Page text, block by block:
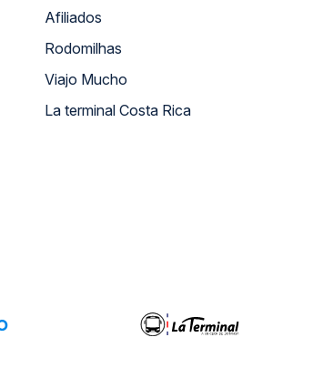
Afiliados
Rodomilhas
Viajo Mucho
La terminal Costa Rica